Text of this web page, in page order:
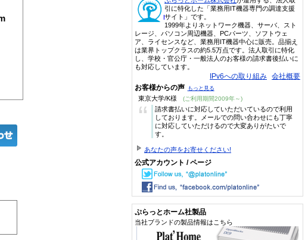
引に特化した「業務用IT機器専門の調達支援
サイト」です。
1999年よりネットワーク機器、サーバ、スト
レージ、パソコン周辺機器、PCパーツ、ソフトウェ
ア、ライセンスなど、業務用IT機器中心に販売。品揃え
は業界トップクラスの約5.5万点です。法人取引に特化
し、学校・官公庁・一般法人のお客様の請求書後払いに
も対応しています。
IPv6への取り組み 会社概要
お客様からの声 もっと見る
東京大学/K様 (ご利用期間2009年～)
“
請求書払いに対応していただいているので利用
しております。メールでの問い合わせにも丁寧
に対応していただけるので大変ありがたいで
す。
あなたの声をお寄せください!
公式アカウント / ページ
ぷらっとホーム社製品
当社ブランドの製品情報はこちら